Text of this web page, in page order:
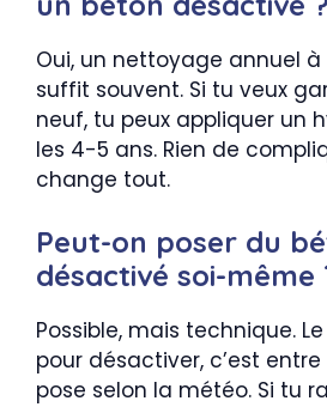
Oui, un nettoyage annuel
suffit souvent. Si tu veux
neuf, tu peux appliquer un
les 4-5 ans. Rien de
change tout.
Peut-on poser du
désactivé soi-même
Possible, mais technique.
pour désactiver, c’est entre
pose selon la météo. Si tu